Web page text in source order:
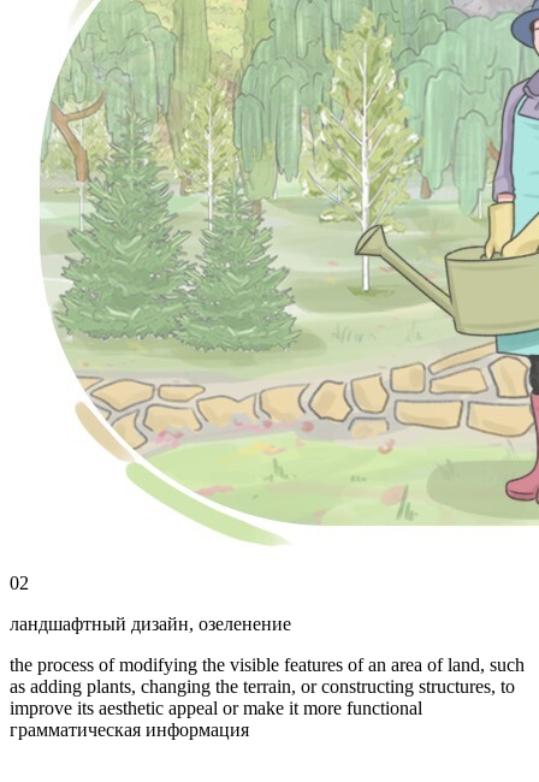
02
ландшафтный дизайн, озеленение
the process of modifying the visible features of an area of land, such
as adding plants, changing the terrain, or constructing structures, to
improve its aesthetic appeal or make it more functional
грамматическая информация